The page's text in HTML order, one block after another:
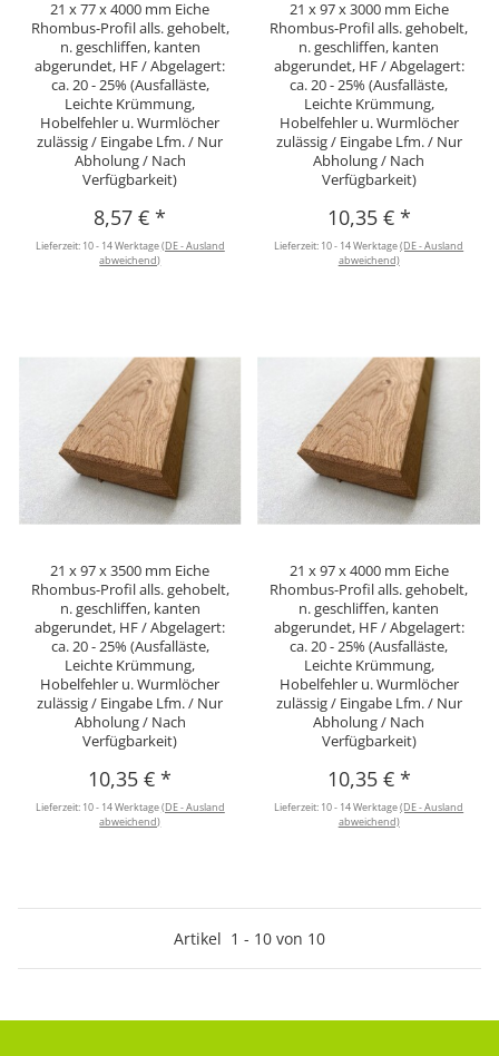
21 x 77 x 4000 mm Eiche
Rhombus-Profil alls. gehobelt,
n. geschliffen, kanten
abgerundet, HF / Abgelagert:
ca. 20 - 25% (Ausfalläste,
Leichte Krümmung,
Hobelfehler u. Wurmlöcher
zulässig / Eingabe Lfm. / Nur
Abholung / Nach
Verfügbarkeit)
8,57 €*
Lieferzeit: 10 - 14 Werktage(DE - Ausland
abweichend)
21 x 97 x 3000 mm Eiche
Rhombus-Profil alls. gehobelt,
n. geschliffen, kanten
abgerundet, HF / Abgelagert:
ca. 20 - 25% (Ausfalläste,
Leichte Krümmung,
Hobelfehler u. Wurmlöcher
zulässig / Eingabe Lfm. / Nur
Abholung / Nach
Verfügbarkeit)
10,35 € *
Lieferzeit: 10 - 14 Werktage(DE - Ausland
abweichend)
21 x 97 x 3500 mm Eiche
Rhombus-Profil alls. gehobelt,
n. geschliffen, kanten
abgerundet, HF / Abgelagert:
ca. 20 - 25% (Ausfalläste,
Leichte Krümmung,
Hobelfehler u. Wurmlöcher
zulässig / Eingabe Lfm. / Nur
Abholung / Nach
Verfügbarkeit)
10,35 €*
Lieferzeit: 10 - 14 Werktage(DE - Ausland
abweichend)
21 x 97 x 4000 mm Eiche
Rhombus-Profil alls. gehobelt,
n. geschliffen, kanten
abgerundet, HF / Abgelagert:
ca. 20 - 25% (Ausfalläste,
Leichte Krümmung,
Hobelfehler u. Wurmlöcher
zulässig / Eingabe Lfm. / Nur
Abholung / Nach
Verfügbarkeit)
10,35 € *
Lieferzeit: 10 - 14 Werktage(DE - Ausland
abweichend)
Artikel 1 - 10 von 10